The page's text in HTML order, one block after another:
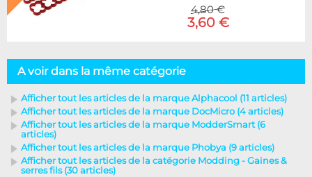
4,80 €
3,60 €
A voir dans la même catégorie
Afficher tout les articles de la marque Alphacool (11 articles)
Afficher tout les articles de la marque DocMicro (4 articles)
Afficher tout les articles de la marque ModderSmart (6
articles)
Afficher tout les articles de la marque Phobya (9 articles)
Afficher tout les articles de la catégorie Modding - Gaines &
serres fils (30 articles)